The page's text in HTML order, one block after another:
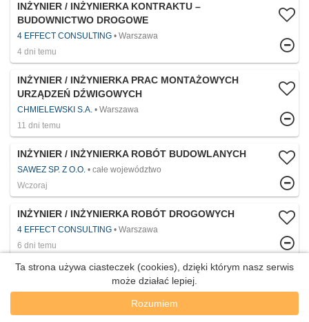
INŻYNIER / INŻYNIERKA KONTRAKTU –
BUDOWNICTWO DROGOWE
4 EFFECT CONSULTING
Warszawa
4 dni temu
INŻYNIER / INŻYNIERKA PRAC MONTAŻOWYCH
URZĄDZEŃ DŹWIGOWYCH
CHMIELEWSKI S.A.
Warszawa
11 dni temu
INŻYNIER / INŻYNIERKA ROBÓT BUDOWLANYCH
SAWEZ SP. Z O.O.
całe województwo
Wczoraj
INŻYNIER / INŻYNIERKA ROBÓT DROGOWYCH
4 EFFECT CONSULTING
Warszawa
6 dni temu
INŻYNIER / INŻYNIERKA SOC L1 - TRIBE SECURITY
T-MOBILE POLSKA
Warszawa
Ta strona używa ciasteczek (cookies), dzięki którym nasz serwis
może działać lepiej.
Rozumiem